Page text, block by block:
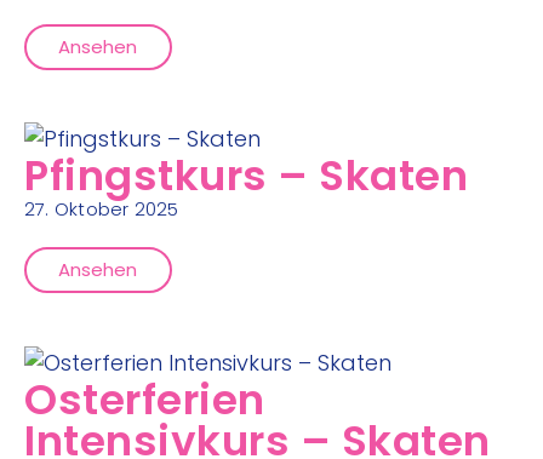
Ansehen
Pfingstkurs – Skaten
27. Oktober 2025
Ansehen
Osterferien
Intensivkurs – Skaten